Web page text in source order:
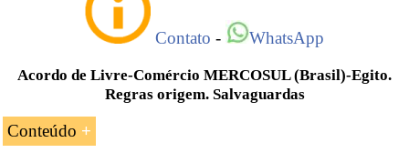
Contato - WhatsApp
Acordo de Livre-Comércio MERCOSUL (Brasil)-Egito.
Regras origem. Salvaguardas
Conteúdo